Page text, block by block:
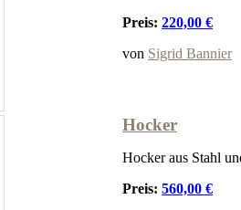
Preis: 220,00 €
von Sigrid Bannier
Hocker
Hocker aus Stahl
Preis: 560,00 €